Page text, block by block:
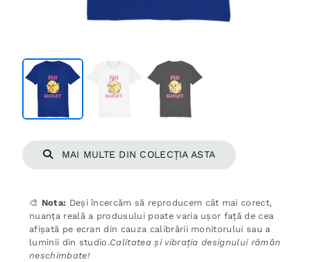
MAI MULTE DIN COLECȚIA ASTA
🎨 Nota: Deși încercăm să reproducem cât mai corect,
nuanța reală a produsului poate varia ușor față de cea
afișată pe ecran din cauza calibrării monitorului sau a
luminii din studio.Calitatea și vibrația designului rămân
neschimbate!